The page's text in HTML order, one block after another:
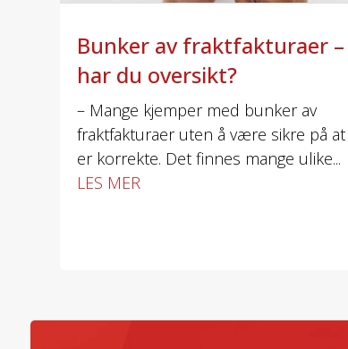
Bunker av fraktfakturaer –
har du oversikt?
– Mange kjemper med bunker av
fraktfakturaer uten å være sikre på
er korrekte. Det finnes mange ulike...
LES MER